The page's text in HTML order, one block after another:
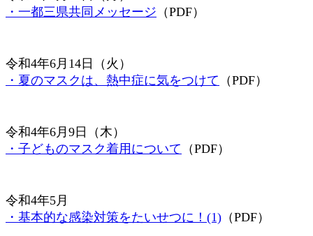
・一都三県共同メッセージ （PDF）
令和4年6月14日（火）
・夏のマスクは、熱中症に気をつけて （PDF）
令和4年6月9日（木）
・子どものマスク着用について （PDF）
令和4年5月
・基本的な感染対策をたいせつに！(1) （PDF）